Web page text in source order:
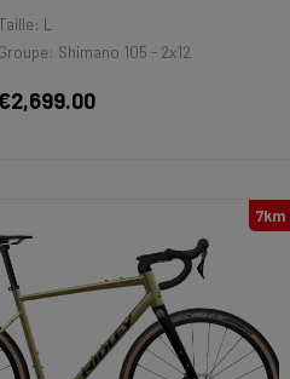
L
Groupe: Shimano 105 - 2x12
7km